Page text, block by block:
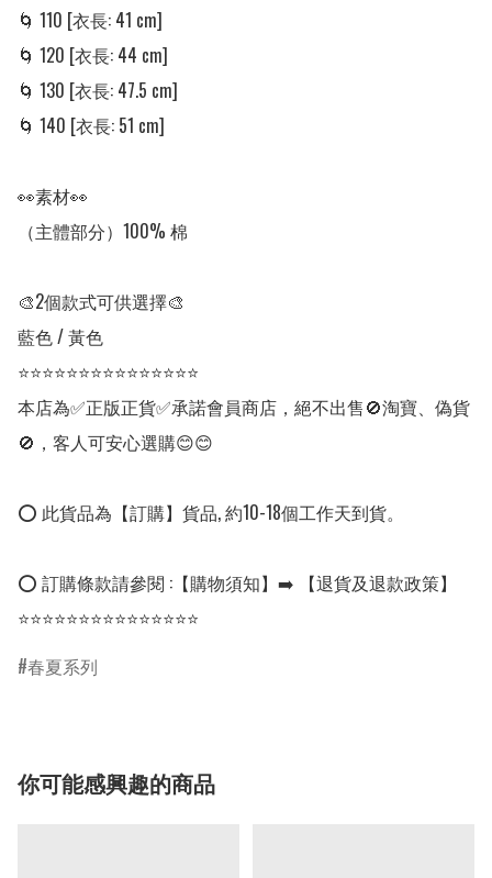
🌀 110 [衣長: 41 cm]
🌀 120 [衣長: 44 cm]
🌀 130 [衣長: 47.5 cm]
🌀 140 [衣長: 51 cm]
👀素材👀
（主體部分）100% 棉
🎨2個款式可供選擇🎨
藍色 / 黃色
⭐⭐⭐⭐⭐⭐⭐⭐⭐⭐⭐⭐⭐⭐⭐
本店為✅正版正貨✅承諾會員商店，絕不出售🚫淘寶、偽貨
🚫，客人可安心選購😊😊
⭕ 此貨品為【訂購】貨品, 約10-18個工作天到貨。
⭕ 訂購條款請參閱 :【購物須知】➡️ 【退貨及退款政策】
⭐⭐⭐⭐⭐⭐⭐⭐⭐⭐⭐⭐⭐⭐⭐
春夏系列
你可能感興趣的商品